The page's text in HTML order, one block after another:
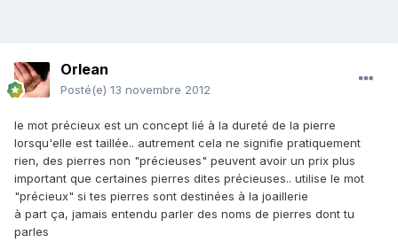
Orlean
Posté(e) 13 novembre 2012
le mot précieux est un concept lié à la dureté de la pierre
lorsqu'elle est taillée.. autrement cela ne signifie pratiquement
rien, des pierres non "précieuses" peuvent avoir un prix plus
important que certaines pierres dites précieuses.. utilise le mot
"précieux" si tes pierres sont destinées à la joaillerie
à part ça, jamais entendu parler des noms de pierres dont tu
parles